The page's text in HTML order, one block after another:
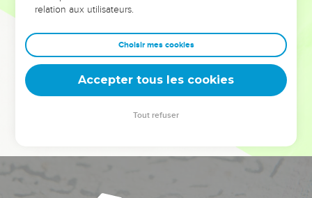
Dans cette conférence, leaders, entrepreneurs, et responsables
clés pour avancer avec plus de sagesse afin que leurs erreurs
deviennent vos tremplins. Que vous guidiez un ministère, une
équipe, un groupe ou une famille, leur expérience est faite
relation aux utilisateurs.
Choisir mes cookies
Accepter tous les cookies
Tout refuser